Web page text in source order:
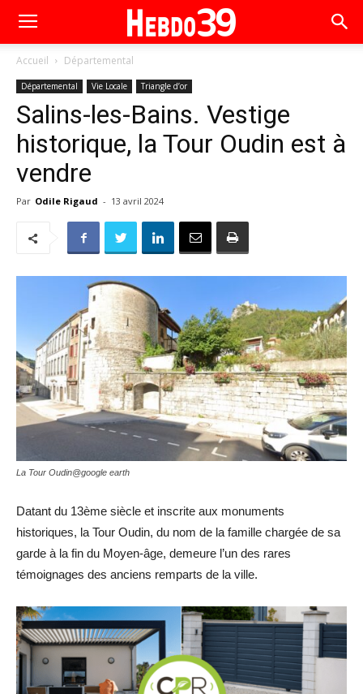
Accueil Départemental
Départemental Vie Locale Triangle d’or
Salins-les-Bains. Vestige
historique, la Tour Oudin est à
vendre
Par Odile Rigaud - 13 avril 2024
La Tour Oudin@google earth
Datant du 13ème siècle et inscrite aux monuments
historiques, la Tour Oudin, du nom de la famille chargée de sa
garde à la fin du Moyen-âge, demeure l’un des rares
témoignages des anciens remparts de la ville.